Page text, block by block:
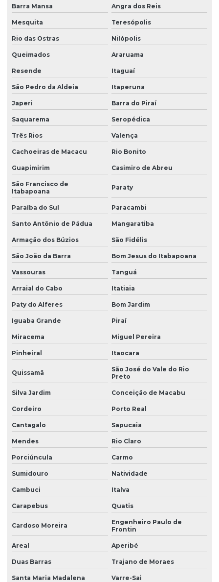
Barra Mansa Angra dos Reis
Mesquita Teresópolis
Rio das Ostras Nilópolis
Queimados Araruama
Resende Itaguaí
São Pedro da Aldeia Itaperuna
Japeri Barra do Piraí
Saquarema Seropédica
Três Rios Valença
Cachoeiras de Macacu Rio Bonito
Guapimirim Casimiro de Abreu
São Francisco de
Itabapoana
Paraty
Paraíba do Sul Paracambi
Santo Antônio de Pádua Mangaratiba
Armação dos Búzios São Fidélis
São João da Barra Bom Jesus do Itabapoana
Vassouras Tanguá
Arraial do Cabo Itatiaia
Paty do Alferes Bom Jardim
Iguaba Grande Piraí
Miracema Miguel Pereira
Pinheiral Itaocara
Quissamã
São José do Vale do Rio
Preto
Silva Jardim Conceição de Macabu
Cordeiro Porto Real
Cantagalo Sapucaia
Mendes Rio Claro
Porciúncula Carmo
Sumidouro Natividade
Cambuci Italva
Carapebus Quatis
Cardoso Moreira
Engenheiro Paulo de
Frontin
Areal Aperibé
Duas Barras Trajano de Moraes
Santa Maria Madalena Varre-Sai